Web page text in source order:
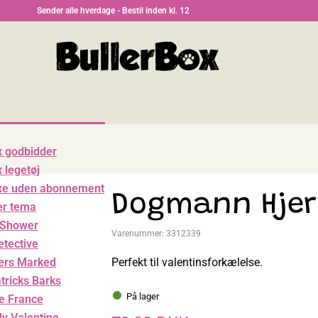
Sender alle hverdage - Bestil inden kl. 12
godbidder
legetøj
uden abonnement
tema
Marked
Barks
France
Dogmann
Varenummer: 3312339
Perfekt til valentinsforkælelse.
På lager